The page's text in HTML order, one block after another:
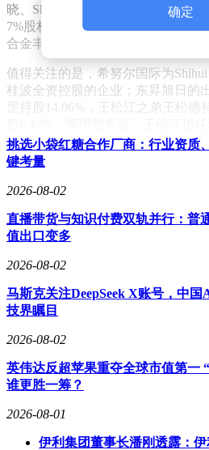
晓、Shihui Wang分别持股4.22%，
7%股权。员工持股平台东昇旭日持
合金丰、动能嘉悦分别持股6.42%、
值得关注的是，希努尔国际为
桂波全资控股的企业；东昇旭日的
罡持股14.06%，王松江之弟王松德
经理，李天罡则身兼副董事长、常
职。
公开资料显示，现年62岁的王松江
司，2004年创立东晓生物前身东晓
岁，高中学历，早年任职于诸城兴
为“90后”管理层代表，研究生学历
升至核心决策层。
确定
挑选小袋红糖合作厂商：行业资质
键考量
2026-08-02
直播带货与知识付费双轨并行：普
值出口变多
2026-08-02
马斯克关注DeepSeek X账号，中
技界瞩目
2026-08-02
英伟达反超苹果重夺全球市值第一
谁更胜一筹？
2026-08-01
伊利集团董事长潘刚透露：